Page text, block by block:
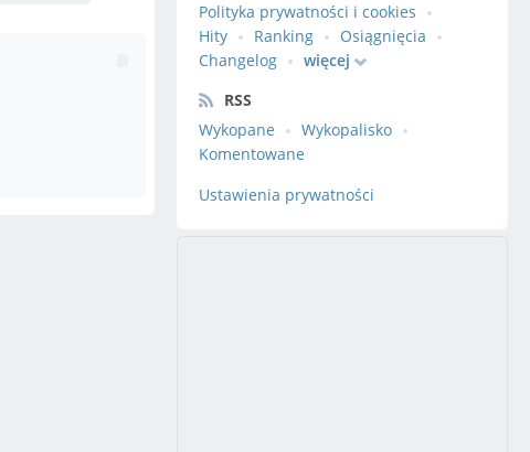
Polityka prywatności i cookies
Hity
Ranking
Osiągnięcia
Changelog
więcej
RSS
Wykopane
Wykopalisko
Komentowane
Ustawienia prywatności